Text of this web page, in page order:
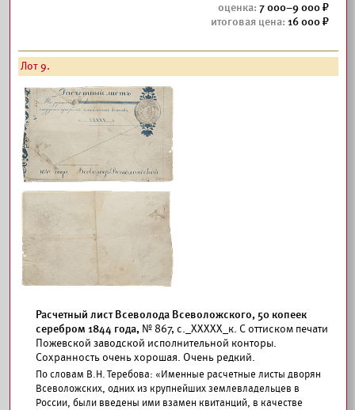
7 000–9 000
16 000
Лот 9.
Расчетный лист Всеволода Всеволожского, 50 копеек
серебром 1844 года, № 867, с._ХХХХХ_к. С оттиском печати
Пожевской заводской исполнительной конторы.
Сохранность очень хорошая. Очень редкий.
По словам В.Н. Теребова: «Именные расчетные листы дворян
Всеволожских, одних из крупнейших землевладельцев в
России, были введены ими взамен квитанций, в качестве